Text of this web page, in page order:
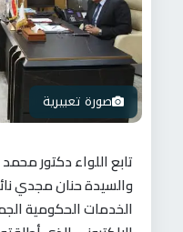
صورة تعبيرية
تابع اللواء دكتور
والسيدة حنان مجدي
الخدمات الحكومية